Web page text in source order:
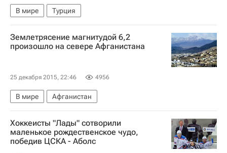
В мире Турция
Землетрясение магнитудой 6,2
произошло на севере Афганистана
25 декабря 2015, 22:46 4956
В мире Афганистан
Хоккеисты "Лады" сотворили
маленькое рождественское чудо,
победив ЦСКА - Аболс